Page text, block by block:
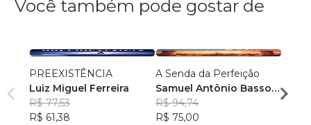
Você também pode gostar de
PREEXISTÊNCIA
Luiz Miguel Ferreira
R$ 77,53
R$ 61,38
A Senda da Perfeição
Samuel Antônio Basso
Chiesa
R$ 94,74
R$ 75,00
R$